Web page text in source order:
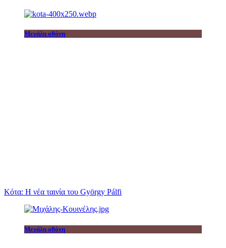
Μεγάλη οθόνη
Κότα: Η νέα ταινία του György Pálfi
Μεγάλη οθόνη